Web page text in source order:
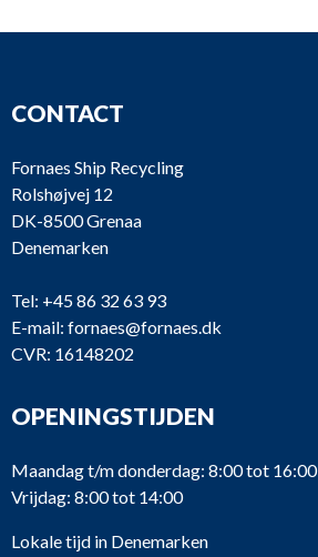
CONTACT
Fornaes Ship Recycling
Rolshøjvej 12
DK-8500 Grenaa
Denemarken
Tel: +45 86 32 63 93
E-mail: fornaes@fornaes.dk
CVR: 16148202
OPENINGSTIJDEN
Maandag t/m donderdag: 8:00 tot 16:00
Vrijdag: 8:00 tot 14:00
Lokale tijd in Denemarken